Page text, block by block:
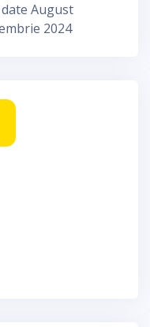
August
2024